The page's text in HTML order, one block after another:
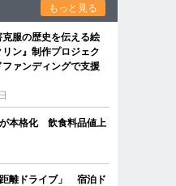
もっと見る
服の歴史を伝える絵
ン』制作プロジェク
ァンディングで支援
が本格化 飲食料品値上
離ドライブ」 宿泊ド